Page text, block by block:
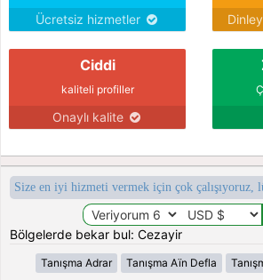
Ücretsiz hizmetler
Ciddi
kaliteli profiller
Onaylı kalite
Size en iyi hizmeti vermek için çok çalışıyoruz,
Bölgelerde bekar bul: Cezayir
Tanışma Adrar Tanışma Aïn Defla